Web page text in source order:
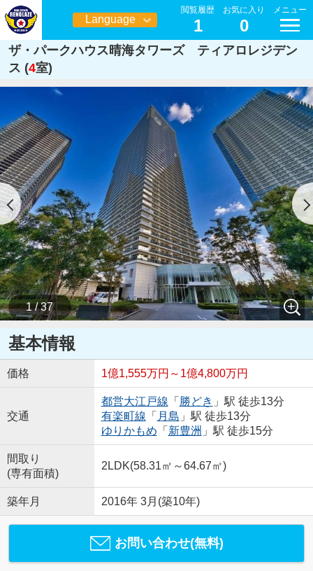
Language
日本語
閲覧履歴
1
お気に入り
0
メニュー
ザ・パークハウス晴海タワーズ ティアロレジデン
ス (4室)
1 / 37
基本情報
価格 1億1,555万円～1億4,800万円
交通
都営大江戸線 「 勝どき 」駅 徒歩13分
有楽町線 「 月島 」駅 徒歩13分
ゆりかもめ 「 新豊洲 」駅 徒歩15分
間取り
(専有面積)
2LDK(58.31㎡～64.67㎡)
築年月 2016年 3月(築10年)
お問い合わせ(無料)